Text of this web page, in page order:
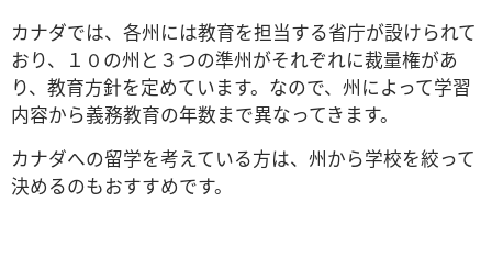
カナダでは、各州には教育を担当する省庁が設けられて
おり、１０の州と３つの準州がそれぞれに裁量権があ
り、教育方針を定めています。なので、州によって学習
内容から義務教育の年数まで異なってきます。
カナダへの留学を考えている方は、州から学校を絞って
決めるのもおすすめです。